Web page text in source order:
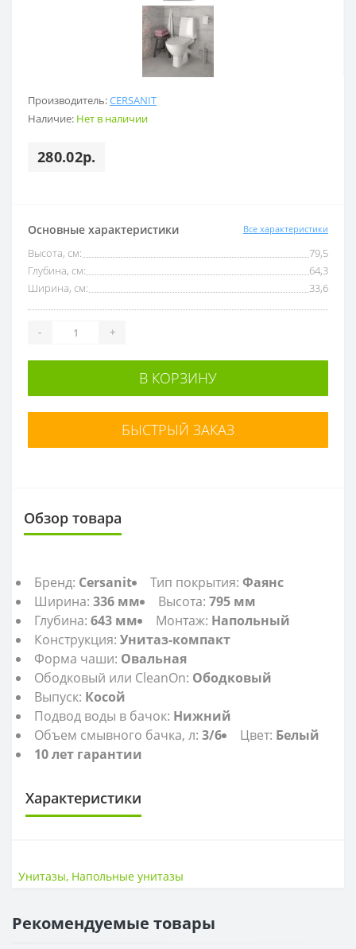
Производитель:CERSANIT
Наличие: Нет в наличии
280.02р.
Основные характеристики Все характеристики
Высота, см:
79,5
Глубина, см:
64,3
Ширина, см:
33,6
- +
В КОРЗИНУ
БЫСТРЫЙ ЗАКАЗ
Обзор товара
Бренд: Cersanit Тип покрытия: Фаянс
Ширина: 336 мм Высота: 795 мм
Глубина: 643 мм Монтаж: Напольный
Конструкция: Унитаз-компакт
Форма чаши: Овальная
Ободковый или CleanOn: Ободковый
Выпуск: Косой
Подвод воды в бачок: Нижний
Объем смывного бачка, л: 3/6 Цвет: Белый
10 лет гарантии
Характеристики
Высота, см
Унитазы, Напольные унитазы
Рекомендуемые товары